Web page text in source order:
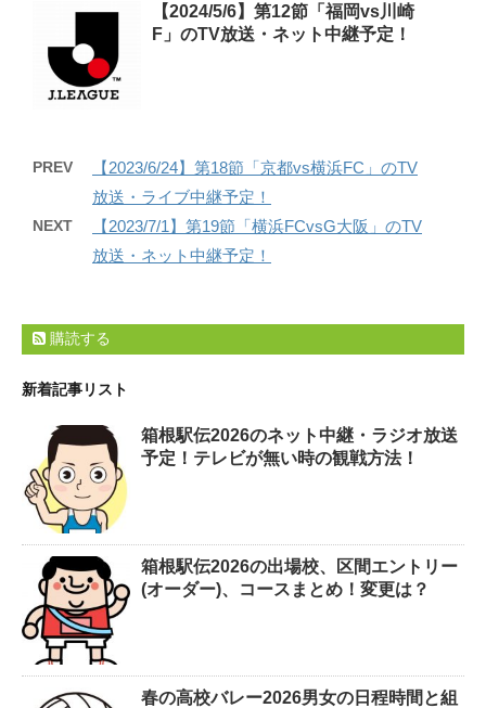
【2024/5/6】第12節「福岡vs川崎
F」のTV放送・ネット中継予定！
PREV
【2023/6/24】第18節「京都vs横浜FC」のTV
放送・ライブ中継予定！
NEXT
【2023/7/1】第19節「横浜FCvsG大阪」のTV
放送・ネット中継予定！
購読する
新着記事リスト
箱根駅伝2026のネット中継・ラジオ放送
予定！テレビが無い時の観戦方法！
箱根駅伝2026の出場校、区間エントリー
(オーダー)、コースまとめ！変更は？
春の高校バレー2026男女の日程時間と組